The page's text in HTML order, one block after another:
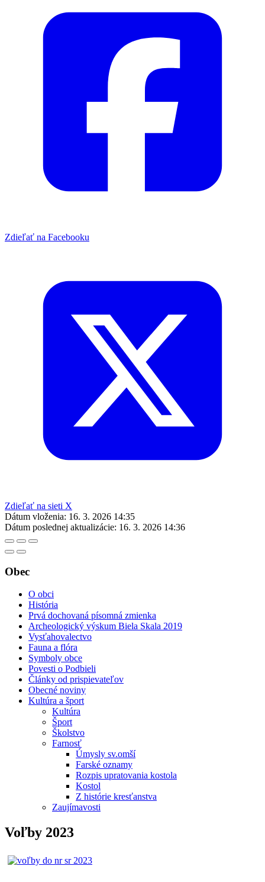
Zdieľať na Facebooku
Zdieľať na sieti X
Dátum vloženia: 16. 3. 2026 14:35
Dátum poslednej aktualizácie: 16. 3. 2026 14:36
Obec
O obci
História
Prvá dochovaná písomná zmienka
Archeologický výskum Biela Skala 2019
Vysťahovalectvo
Fauna a flóra
Symboly obce
Povesti o Podbieli
Články od prispievateľov
Obecné noviny
Kultúra a šport
Kultúra
Šport
Školstvo
Farnosť
Úmysly sv.omší
Farské oznamy
Rozpis upratovania kostola
Kostol
Z histórie kresťanstva
Zaujímavosti
Voľby 2023